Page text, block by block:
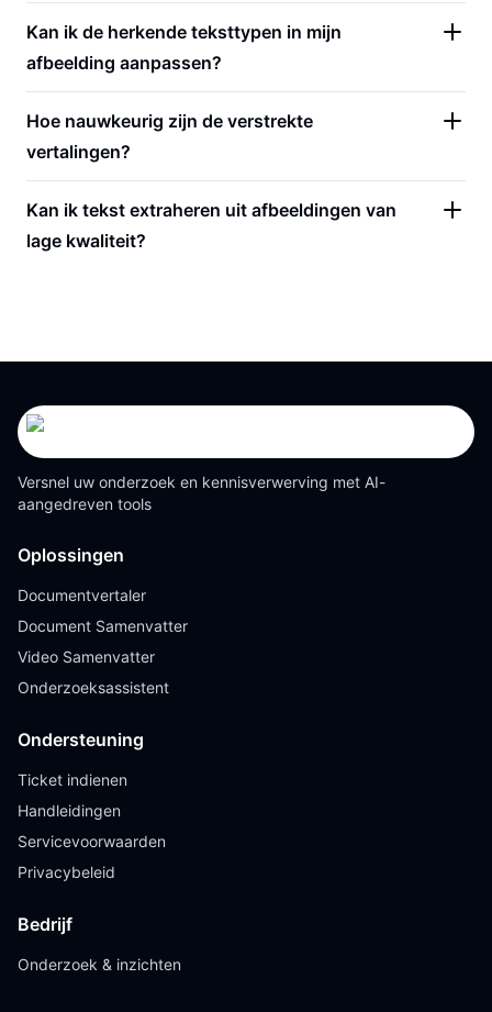
Kan ik de herkende teksttypen in mijn
afbeelding aanpassen?
Hoe nauwkeurig zijn de verstrekte
vertalingen?
Kan ik tekst extraheren uit afbeeldingen van
lage kwaliteit?
Versnel uw onderzoek en kennisverwerving met AI-
aangedreven tools
Oplossingen
Documentvertaler
Document Samenvatter
Video Samenvatter
Onderzoeksassistent
Ondersteuning
Ticket indienen
Handleidingen
Servicevoorwaarden
Privacybeleid
Bedrijf
Onderzoek & inzichten